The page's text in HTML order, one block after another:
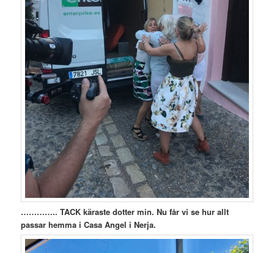
………….. TACK käraste dotter min. Nu får vi se hur allt
passar hemma i Casa Angel i Nerja.